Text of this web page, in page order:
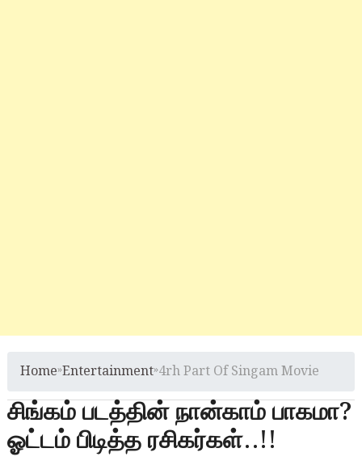
Home»Entertainment»4rh Part Of Singam Movie
சிங்கம் படத்தின் நான்காம் பாகமா?
ஓட்டம் பிடித்த ரசிகர்கள்..!!